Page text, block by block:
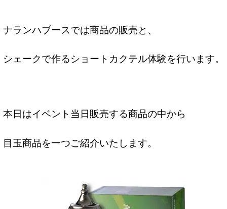
ナランハブースでは商品の販売と、
シェークで作るショートカクテル体験を行います。
本日はイベント当日販売する商品の中から
目玉商品を一つご紹介いたします。